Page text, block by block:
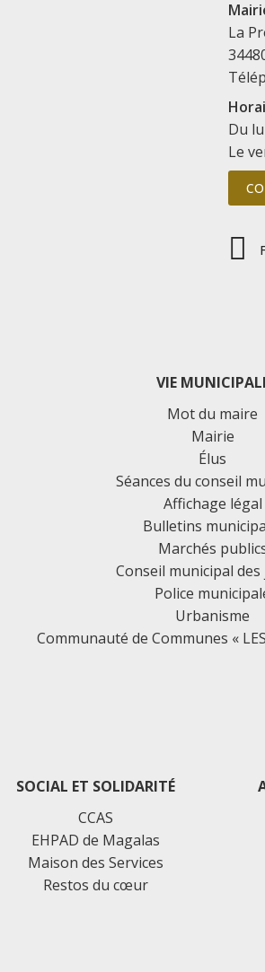
La
Du
Le
VIE
Mot du maire
Mairie
Élus
Séances du conseil
Affichage légal
Bulletins
Marchés
Conseil municipal des
Police
Urbanisme
Communauté de Communes «
SOCIAL ET SOLIDARITÉ
CCAS
EHPAD de Magalas
Maison des Services
Restos du cœur